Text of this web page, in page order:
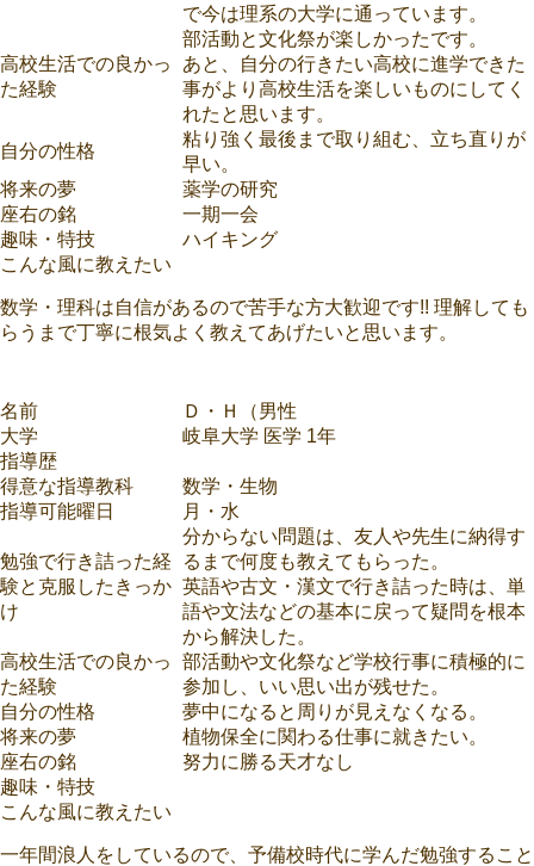
で今は理系の大学に通っています。
高校生活での良かっ
た経験
部活動と文化祭が楽しかったです。
あと、自分の行きたい高校に進学できた
事がより高校生活を楽しいものにしてく
れたと思います。
自分の性格
粘り強く最後まで取り組む、立ち直りが
早い。
将来の夢
薬学の研究
座右の銘
一期一会
趣味・特技
ハイキング
こんな風に教えたい
数学・理科は自信があるので苦手な方大歓迎です!! 理解しても
らうまで丁寧に根気よく教えてあげたいと思います。
名前
Ｄ・Ｈ（男性
大学
岐阜大学 医学 1年
指導歴
得意な指導教科
数学・生物
指導可能曜日
月・水
勉強で行き詰った経
験と克服したきっか
け
分からない問題は、友人や先生に納得す
るまで何度も教えてもらった。
英語や古文・漢文で行き詰った時は、単
語や文法などの基本に戻って疑問を根本
から解決した。
高校生活での良かっ
た経験
部活動や文化祭など学校行事に積極的に
参加し、いい思い出が残せた。
自分の性格
夢中になると周りが見えなくなる。
将来の夢
植物保全に関わる仕事に就きたい。
座右の銘
努力に勝る天才なし
趣味・特技
こんな風に教えたい
一年間浪人をしているので、予備校時代に学んだ勉強すること